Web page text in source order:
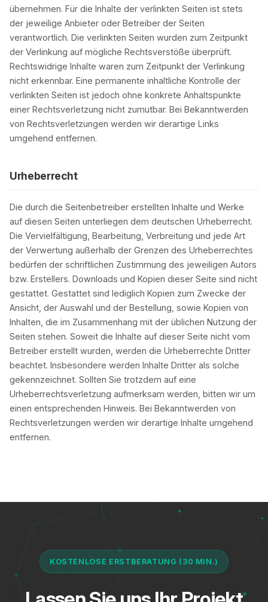
übernehmen. Für die Inhalte der verlinkten Seiten ist stets
der jeweilige Anbieter oder Betreiber der Seiten
verantwortlich. Die verlinkten Seiten wurden zum Zeitpunkt
der Verlinkung auf mögliche Rechtsverstöße überprüft.
Rechtswidrige Inhalte waren zum Zeitpunkt der Verlinkung
nicht erkennbar. Eine permanente inhaltliche Kontrolle der
verlinkten Seiten ist jedoch ohne konkrete Anhaltspunkte
einer Rechtsverletzung nicht zumutbar. Bei Bekanntwerden
von Rechtsverletzungen werden wir derartige Links
umgehend entfernen.
Urheberrecht
Die durch die Seitenbetreiber erstellten Inhalte und Werke
auf diesen Seiten unterliegen dem deutschen Urheberrecht.
Die Vervielfältigung, Bearbeitung, Verbreitung und jede Art
der Verwertung außerhalb der Grenzen des Urheberrechtes
bedürfen der schriftlichen Zustimmung des jeweiligen Autors
bzw. Erstellers. Downloads und Kopien dieser Seite sind nicht
gestattet. Gestattet sind lediglich Kopien zum Zwecke der
Ansicht, der Auswahl und der Bestellung, sowie Kopien von
Inhalten, die im Zusammenhang mit der üblichen Nutzung der
Seiten stehen. Soweit die Inhalte auf dieser Seite nicht vom
Betreiber erstellt wurden, werden die Urheberrechte Dritter
beachtet. Insbesondere werden Inhalte Dritter als solche
gekennzeichnet. Sollten Sie trotzdem auf eine
Urheberrechtsverletzung aufmerksam werden, bitten wir um
einen entsprechenden Hinweis. Bei Bekanntwerden von
Rechtsverletzungen werden wir derartige Inhalte umgehend
entfernen.
KOSTENLOSE ERSTBERATUNG (30 MIN.)